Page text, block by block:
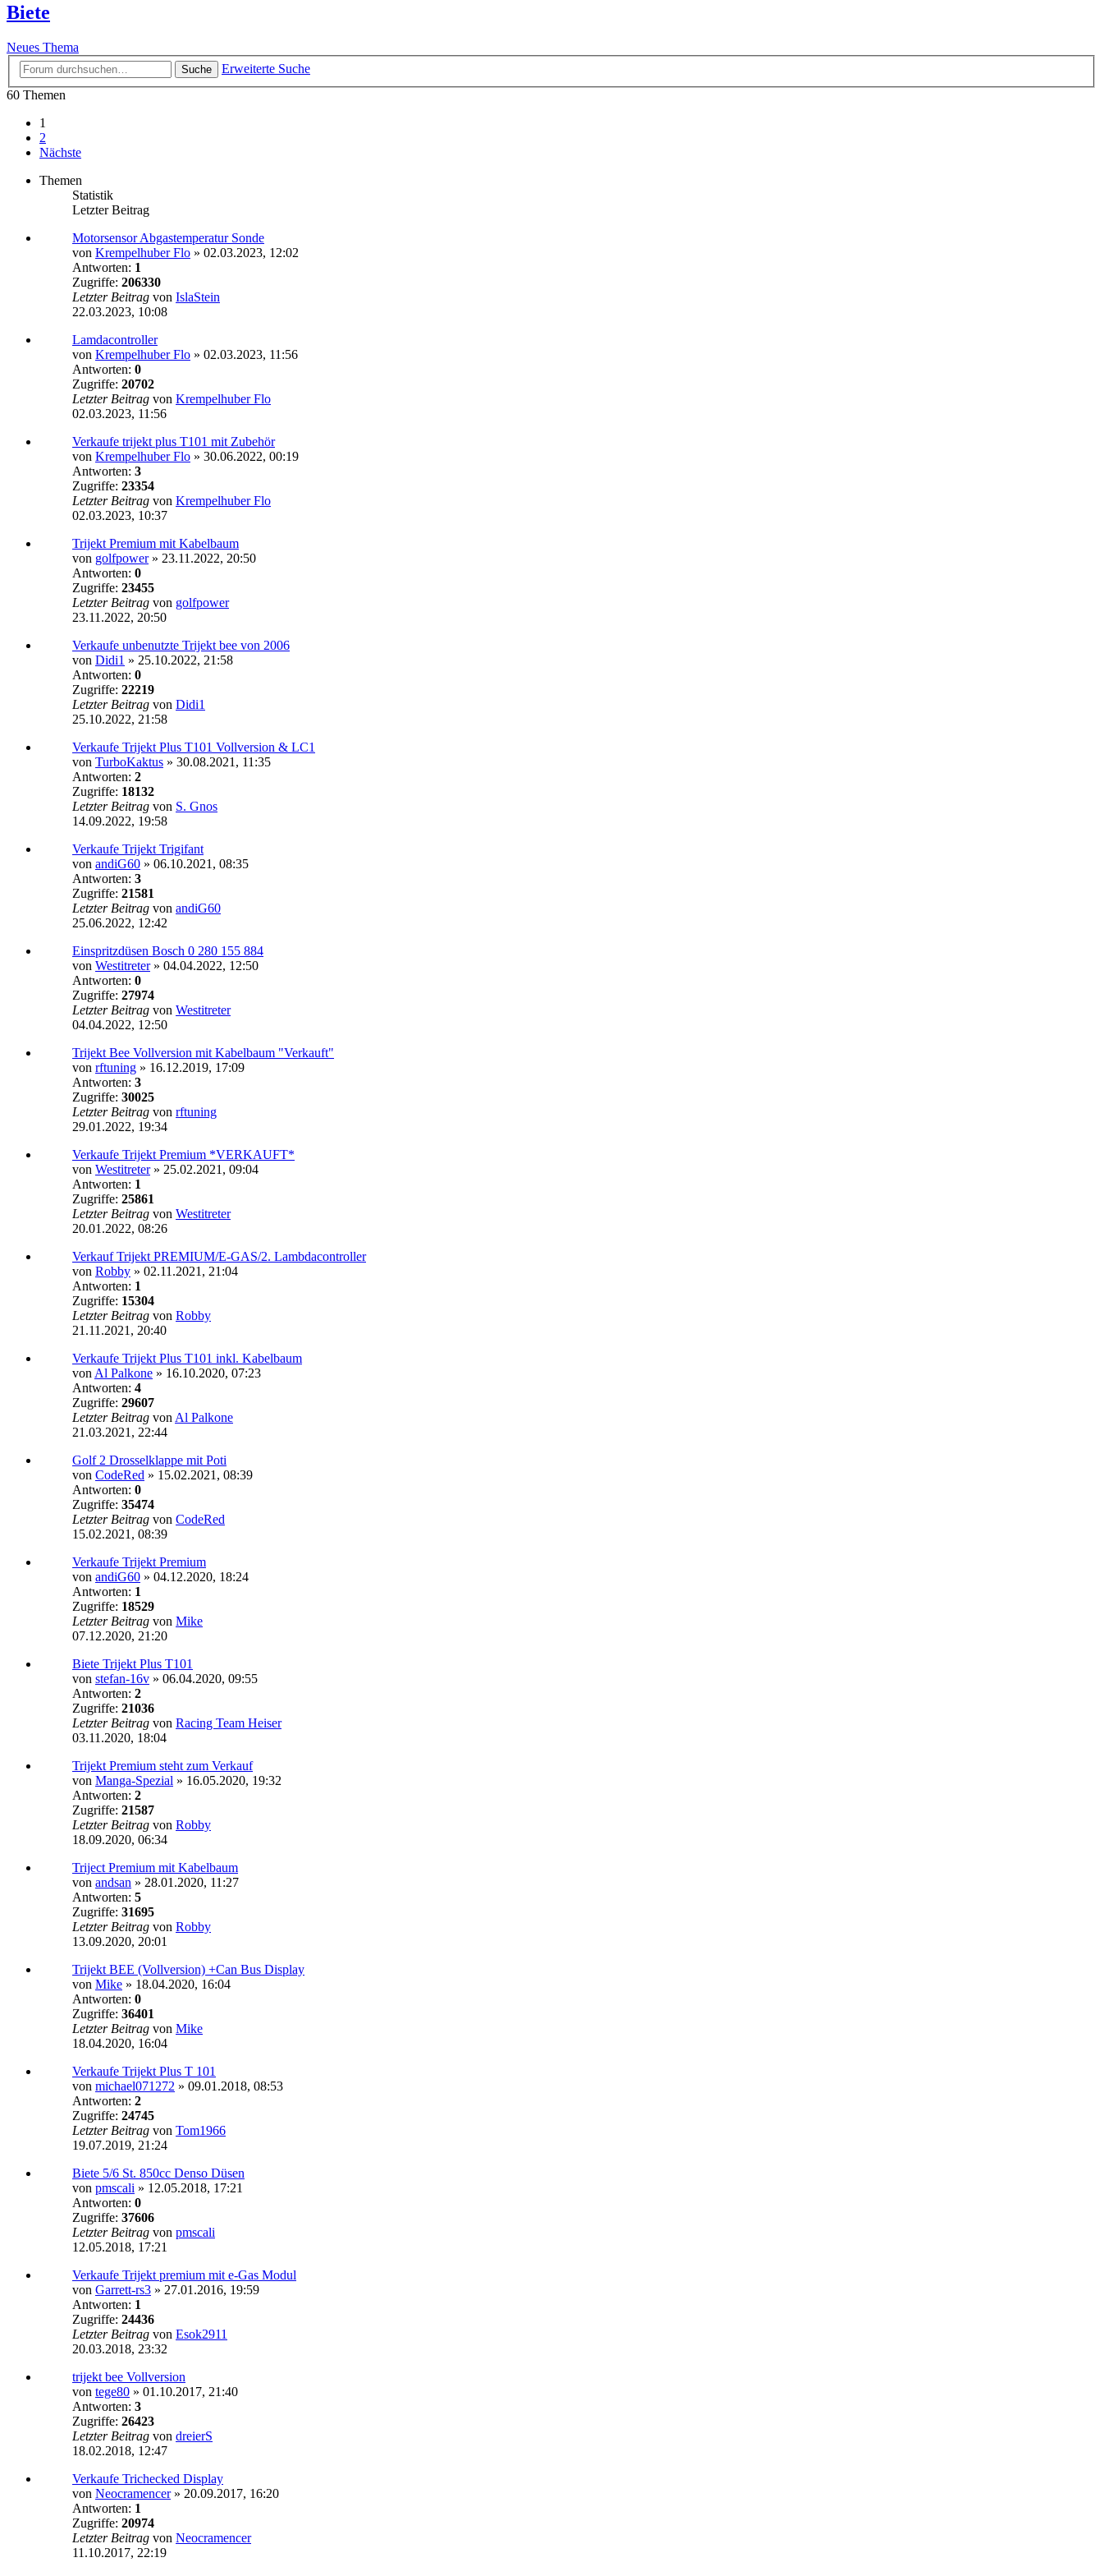
Biete
Neues Thema
Suche
Erweiterte Suche
60 Themen
1
2
Nächste
Themen
Statistik
Letzter Beitrag
Motorsensor Abgastemperatur Sonde
von Krempelhuber Flo » 02.03.2023, 12:02
Antworten: 1
Zugriffe: 206330
Letzter Beitrag von IslaStein
22.03.2023, 10:08
Lamdacontroller
von Krempelhuber Flo » 02.03.2023, 11:56
Antworten: 0
Zugriffe: 20702
Letzter Beitrag von Krempelhuber Flo
02.03.2023, 11:56
Verkaufe trijekt plus T101 mit Zubehör
von Krempelhuber Flo » 30.06.2022, 00:19
Antworten: 3
Zugriffe: 23354
Letzter Beitrag von Krempelhuber Flo
02.03.2023, 10:37
Trijekt Premium mit Kabelbaum
von golfpower» 23.11.2022, 20:50
Antworten: 0
Zugriffe: 23455
Letzter Beitrag von golfpower
23.11.2022, 20:50
Verkaufe unbenutzte Trijekt bee von 2006
von Didi1 » 25.10.2022, 21:58
Antworten: 0
Zugriffe: 22219
Letzter Beitrag von Didi1
25.10.2022, 21:58
Verkaufe Trijekt Plus T101 Vollversion & LC1
von TurboKaktus » 30.08.2021, 11:35
Antworten: 2
Zugriffe: 18132
Letzter Beitrag von S. Gnos
14.09.2022, 19:58
Verkaufe Trijekt Trigifant
von andiG60 » 06.10.2021, 08:35
Antworten: 3
Zugriffe: 21581
Letzter Beitrag von andiG60
25.06.2022, 12:42
Einspritzdüsen Bosch 0 280 155 884
von Westitreter» 04.04.2022, 12:50
Antworten: 0
Zugriffe: 27974
Letzter Beitrag von Westitreter
04.04.2022, 12:50
Trijekt Bee Vollversion mit Kabelbaum "Verkauft"
von rftuning » 16.12.2019, 17:09
Antworten: 3
Zugriffe: 30025
Letzter Beitrag von rftuning
29.01.2022, 19:34
Verkaufe Trijekt Premium *VERKAUFT*
von Westitreter» 25.02.2021, 09:04
Antworten: 1
Zugriffe: 25861
Letzter Beitrag von Westitreter
20.01.2022, 08:26
Verkauf Trijekt PREMIUM/E-GAS/2. Lambdacontroller
von Robby » 02.11.2021, 21:04
Antworten: 1
Zugriffe: 15304
Letzter Beitrag von Robby
21.11.2021, 20:40
Verkaufe Trijekt Plus T101 inkl. Kabelbaum
von Al Palkone » 16.10.2020, 07:23
Antworten: 4
Zugriffe: 29607
Letzter Beitrag von Al Palkone
21.03.2021, 22:44
Golf 2 Drosselklappe mit Poti
von CodeRed » 15.02.2021, 08:39
Antworten: 0
Zugriffe: 35474
Letzter Beitrag von CodeRed
15.02.2021, 08:39
Verkaufe Trijekt Premium
von andiG60 » 04.12.2020, 18:24
Antworten: 1
Zugriffe: 18529
Letzter Beitrag von Mike
07.12.2020, 21:20
Biete Trijekt Plus T101
von stefan-16v » 06.04.2020, 09:55
Antworten: 2
Zugriffe: 21036
Letzter Beitrag von Racing Team Heiser
03.11.2020, 18:04
Trijekt Premium steht zum Verkauf
von Manga-Spezial » 16.05.2020, 19:32
Antworten: 2
Zugriffe: 21587
Letzter Beitrag von Robby
18.09.2020, 06:34
Triject Premium mit Kabelbaum
von andsan » 28.01.2020, 11:27
Antworten: 5
Zugriffe: 31695
Letzter Beitrag von Robby
13.09.2020, 20:01
Trijekt BEE (Vollversion) +Can Bus Display
von Mike » 18.04.2020, 16:04
Antworten: 0
Zugriffe: 36401
Letzter Beitrag von Mike
18.04.2020, 16:04
Verkaufe Trijekt Plus T 101
von michael071272 » 09.01.2018, 08:53
Antworten: 2
Zugriffe: 24745
Letzter Beitrag von Tom1966
19.07.2019, 21:24
Biete 5/6 St. 850cc Denso Düsen
von pmscali » 12.05.2018, 17:21
Antworten: 0
Zugriffe: 37606
Letzter Beitrag von pmscali
12.05.2018, 17:21
Verkaufe Trijekt premium mit e-Gas Modul
von Garrett-rs3 » 27.01.2016, 19:59
Antworten: 1
Zugriffe: 24436
Letzter Beitrag von Esok2911
20.03.2018, 23:32
trijekt bee Vollversion
von tege80 » 01.10.2017, 21:40
Antworten: 3
Zugriffe: 26423
Letzter Beitrag von dreierS
18.02.2018, 12:47
Verkaufe Trichecked Display
von Neocramencer» 20.09.2017, 16:20
Antworten: 1
Zugriffe: 20974
Letzter Beitrag von Neocramencer
11.10.2017, 22:19